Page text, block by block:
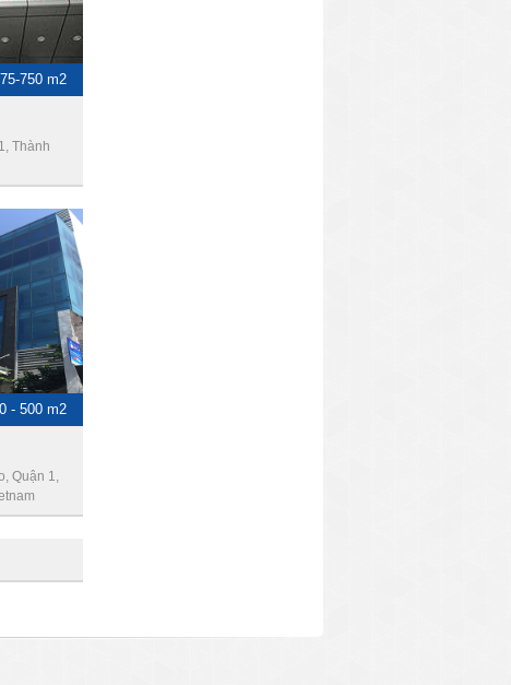
750 m2
Thành
- 500 m2
Quận 1,